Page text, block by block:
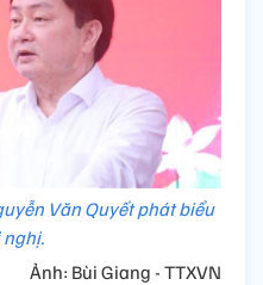
Văn Quyết phát biểu
nghị.
Ảnh: Bùi Giang - TTXVN